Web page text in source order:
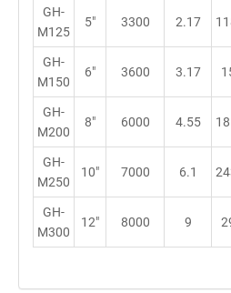
GH-
M125
5" 3300 2.17
GH-
M150
6" 3600 3.17
GH-
M200
8" 6000 4.55
GH-
M250
10" 7000 6.1
GH-
M300
12" 8000 9